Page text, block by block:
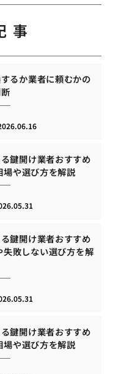
事
るか業者に頼むかの
鍵開け業者おすすめ
場や選び方を解説
鍵開け業者おすすめ
敗しない選び方を解
鍵開け業者おすすめ
場や選び方を解説